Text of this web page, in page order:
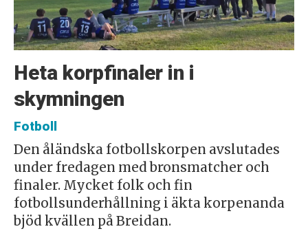
Heta korpfinaler in i
skymningen
Fotboll
Den åländska fotbollskorpen avslutades
under fredagen med bronsmatcher och
finaler. Mycket folk och fin
fotbollsunderhållning i äkta korpenanda
bjöd kvällen på Breidan.